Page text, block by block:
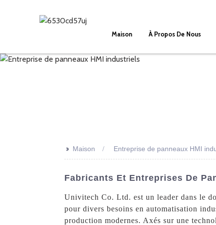
Maison À Propos De Nous
>> Maison Entreprise de panneaux HMI
Fabricants Et Entreprises De
Univitech Co. Ltd. est un leader dans le
pour divers besoins en automatisation
production modernes. Axés sur une